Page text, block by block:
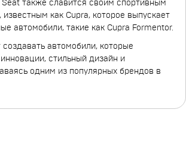
Seat также славится своим спортивным
как Cupra, которое выпускает
автомобили, такие как Cupra Formentor.
автомобили, которые
стильный дизайн и
одним из популярных брендов в